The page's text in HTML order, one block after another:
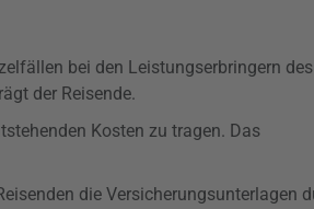
bei den Leistungserbringern
der Reisende.
Kosten zu tragen. Das
die Versicherungsunterlagen